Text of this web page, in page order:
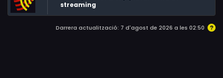
streaming
Darrera actualització: 7 d'agost de 2026 a les 02:50